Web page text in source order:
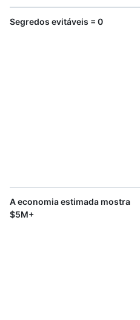
Segredos evitáveis = 0
A economia estimada mostra
$5M+